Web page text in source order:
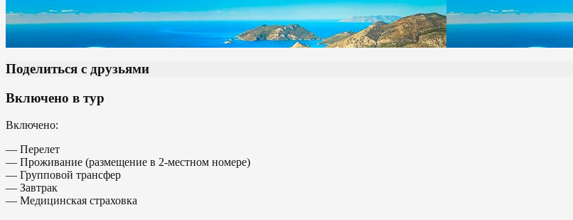
Поделиться с друзьями
Включено в тур
Включено:
— Перелет
— Проживание (размещение в 2-местном номере)
— Групповой трансфер
— Завтрак
— Медицинская страховка